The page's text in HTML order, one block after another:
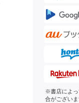
※書店によっ
合がござい